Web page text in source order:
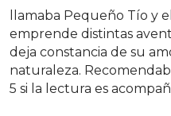
llamaba Pequeño Tío y
emprende distintas
deja constancia de su
naturaleza.
5 si la lectura es